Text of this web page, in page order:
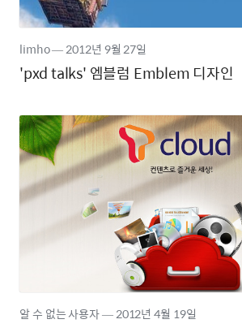
'pxd talks' 엠블럼 Emblem 디자인
limho―2012년 9월 27일
알 수 없는 사용자―2012년4월 19일